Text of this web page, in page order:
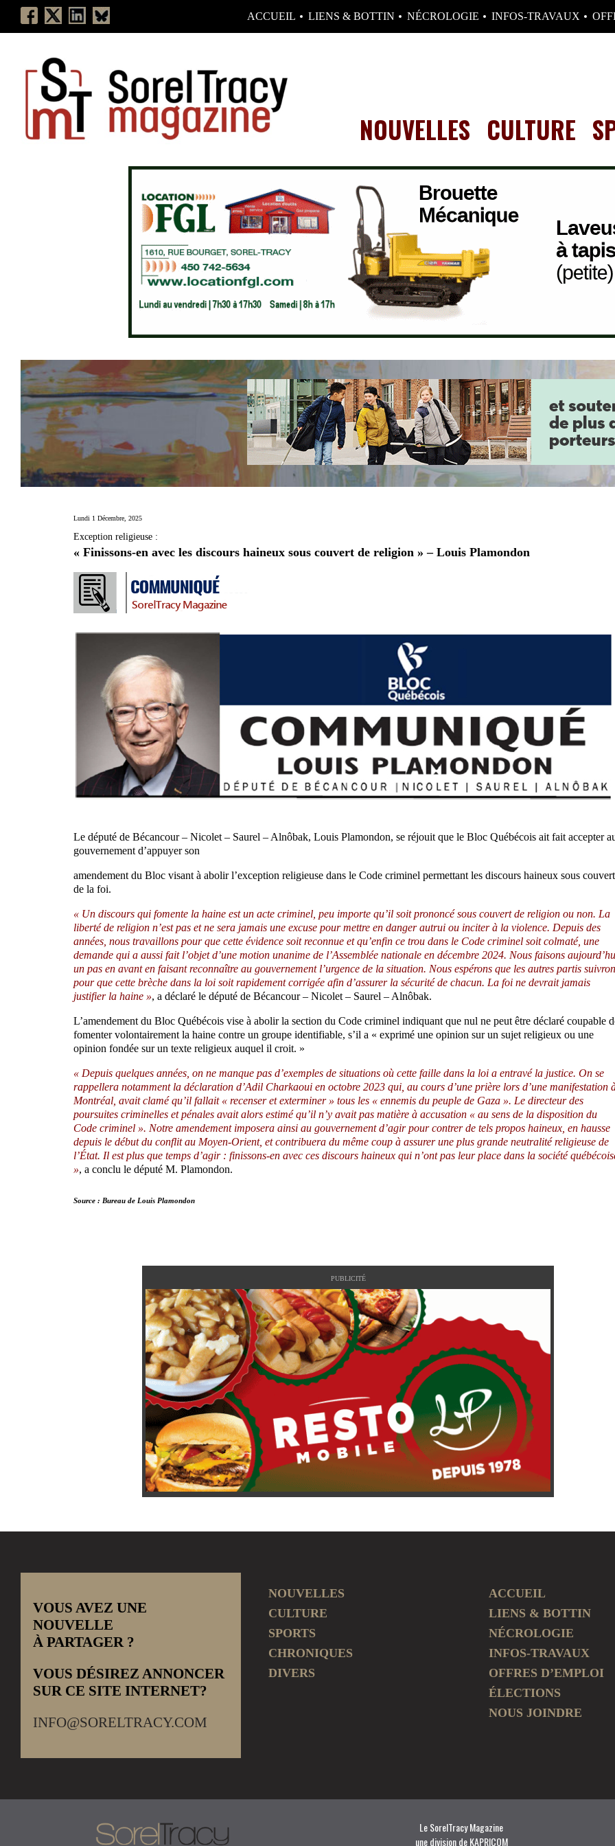
ACCUEIL LIENS & BOTTIN NÉCROLOGIE INFOS-TRAVAUX
NOUVELLES CULTURE
Lundi 1 Décembre, 2025
Exception religieuse :
« Finissons-en avec les discours haineux sous couvert de religion » – Louis Plamondon
Le député de Bécancour – Nicolet – Saurel – Alnôbak, Louis Plamondon, se réjouit que le Bloc Québécois ait fait accepter
gouvernement d’appuyer son
amendement du Bloc visant à abolir l’exception religieuse dans le Code criminel permettant les discours haineux sous couvert
de la foi.
« Un discours qui fomente la haine est un acte criminel, peu importe qu’il soit prononcé sous couvert de religion ou non. La
liberté de religion n’est pas et ne sera jamais une excuse pour mettre en danger autrui ou inciter à la violence. Depuis des
années, nous travaillons pour que cette évidence soit reconnue et qu’enfin ce trou dans le Code criminel soit colmaté, une
demande qui a aussi fait l’objet d’une motion unanime de l’Assemblée nationale en décembre 2024. Nous faisons
un pas en avant en faisant reconnaître au gouvernement l’urgence de la situation. Nous espérons que les autres partis
pour que cette brèche dans la loi soit rapidement corrigée afin d’assurer la sécurité de chacun. La foi ne devrait jamais
justifier la haine », a déclaré le député de Bécancour – Nicolet – Saurel – Alnôbak.
L’amendement du Bloc Québécois vise à abolir la section du Code criminel indiquant que nul ne peut être déclaré coupable
fomenter volontairement la haine contre un groupe identifiable, s’il a « exprimé une opinion sur un sujet religieux ou une
opinion fondée sur un texte religieux auquel il croit. »
« Depuis quelques années, on ne manque pas d’exemples de situations où cette faille dans la loi a entravé la justice. On se
rappellera notamment la déclaration d’Adil Charkaoui en octobre 2023 qui, au cours d’une prière lors d’une manifestation
Montréal, avait clamé qu’il fallait « recenser et exterminer » tous les « ennemis du peuple de Gaza ». Le directeur des
poursuites criminelles et pénales avait alors estimé qu’il n’y avait pas matière à accusation « au sens de la disposition du
Code criminel ». Notre amendement imposera ainsi au gouvernement d’agir pour contrer de tels propos haineux, en hausse
depuis le début du conflit au Moyen-Orient, et contribuera du même coup à assurer une plus grande neutralité religieuse de
l’État. Il est plus que temps d’agir : finissons-en avec ces discours haineux qui n’ont pas leur place dans la société
», a conclu le député M. Plamondon.
Source : Bureau de Louis Plamondon
PUBLICITÉ
VOUS AVEZ UNE
NOUVELLE
À PARTAGER ?
VOUS DÉSIREZ ANNONCER
SUR CE SITE INTERNET?
INFO@SORELTRACY.COM
NOUVELLES
CULTURE
SPORTS
CHRONIQUES
DIVERS
ACCUEIL
LIENS & BOTTIN
NÉCROLOGIE
INFOS-TRAVAUX
OFFRES D’EMPLOI
ÉLECTIONS
NOUS JOINDRE
Le SorelTracy Magazine
une division de KAPRICOM